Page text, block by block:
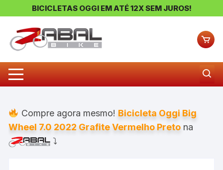
BICICLETAS OGGI EM ATÉ 12X SEM JUROS!
Compre agora mesmo! Bicicleta Oggi Big
Wheel 7.0 2022 Grafite Vermelho Preto na
⤵